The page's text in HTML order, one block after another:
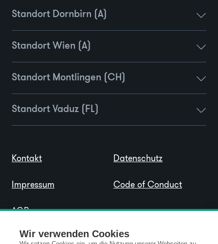
Wir verwenden Cookies
Standort Dornbirn (A)
Standort Wien (A)
Standort Montlingen (CH)
Standort Vaduz (FL)
Kontakt
Impressum
AGB
Datenschutz
Code of Conduct